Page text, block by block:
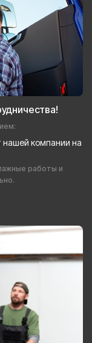
нашей компании на
работы и